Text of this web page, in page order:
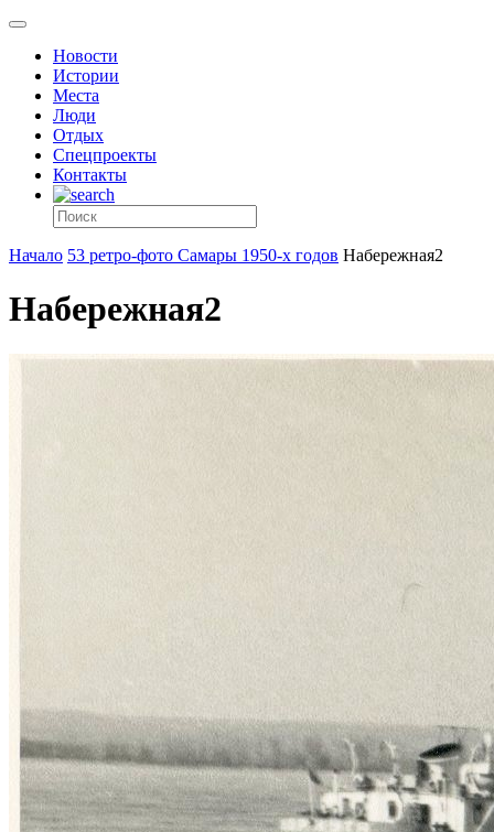
Новости
Истории
Места
Люди
Отдых
Спецпроекты
Контакты
Начало 53 ретро-фото Самары 1950-х годов Набережная2
Набережная2